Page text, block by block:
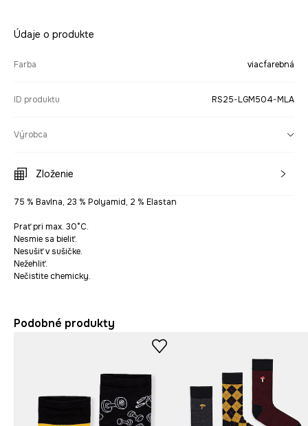
Údaje o produkte
Farba viacfarebná
ID produktu RS25-LGM504-MLA
Výrobca
Zloženie
75 % Bavlna, 23 % Polyamid, 2 % Elastan
Prať pri max. 30°C.
Nesmie sa bieliť.
Nesušiť v sušičke.
Nežehliť.
Nečistite chemicky.
Podobné produkty